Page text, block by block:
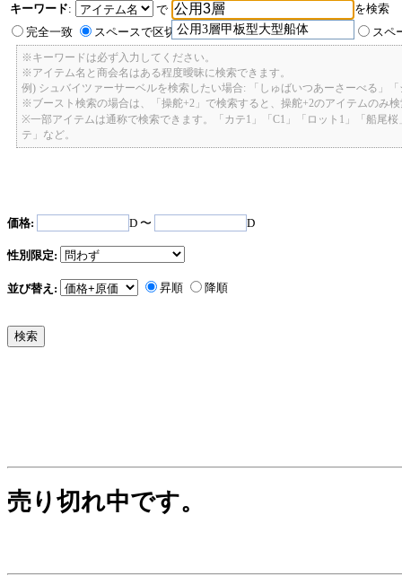
キーワード:
で
公用3層甲板型大型船体
を検索
完全一致
スペースで区切ったキーワードのいずれかを含む スペ
※キーワードは必ず入力してください。
※アイテム名と商会名はある程度曖昧に検索できます。
例) シュバイツァーサーベルを検索したい場合: 「しゅばいつあーさーべる」
※ブースト検索の場合は、「操舵+2」で検索すると、操舵+2のアイテムのみ
※一部アイテムは通称で検索できます。「カテ1」「C1」「ロット1」「船尾
テ」など。
価格: D 〜 D
性別限定:
並び替え: 昇順 降順
売り切れ中です。